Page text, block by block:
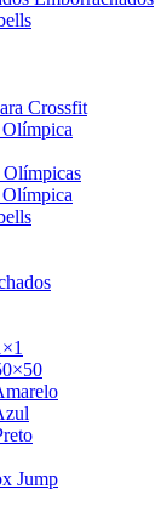
Crossfit
Olímpica
Olímpicas
Olímpica
Jump